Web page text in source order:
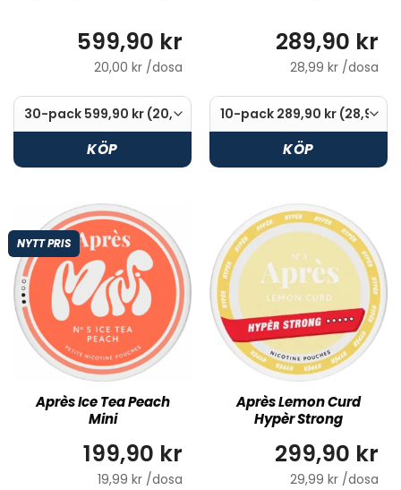
599,90 kr
20,00 kr /dosa
KÖP
289,90 kr
28,99 kr /dosa
KÖP
NYTT PRIS
Après Ice Tea Peach
Mini
199,90 kr
19,99 kr /dosa
Après Lemon Curd
Hypèr Strong
299,90 kr
29,99 kr /dosa